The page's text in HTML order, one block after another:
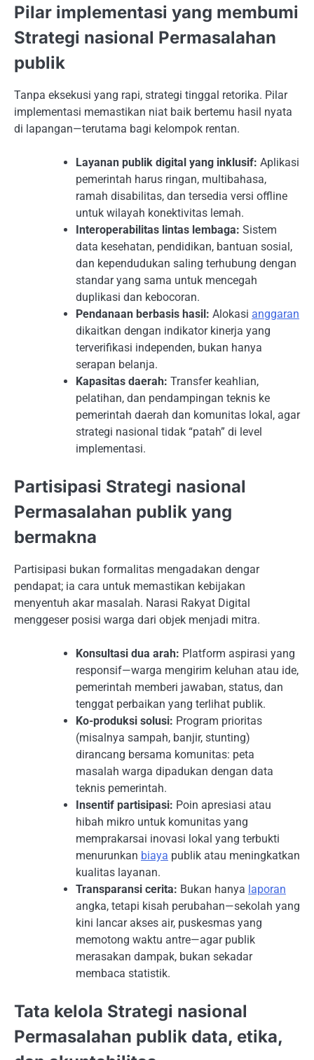
Pilar implementasi yang membumi
Strategi nasional Permasalahan
publik
Tanpa eksekusi yang rapi, strategi tinggal retorika. Pilar
implementasi memastikan niat baik bertemu hasil nyata
di lapangan—terutama bagi kelompok rentan.
Layanan publik digital yang inklusif: Aplikasi
pemerintah harus ringan, multibahasa,
ramah disabilitas, dan tersedia versi offline
untuk wilayah konektivitas lemah.
Interoperabilitas lintas lembaga: Sistem
data kesehatan, pendidikan, bantuan sosial,
dan kependudukan saling terhubung dengan
standar yang sama untuk mencegah
duplikasi dan kebocoran.
Pendanaan berbasis hasil: Alokasi anggaran
dikaitkan dengan indikator kinerja yang
terverifikasi independen, bukan hanya
serapan belanja.
Kapasitas daerah: Transfer keahlian,
pelatihan, dan pendampingan teknis ke
pemerintah daerah dan komunitas lokal, agar
strategi nasional tidak “patah” di level
implementasi.
Partisipasi Strategi nasional
Permasalahan publik yang
bermakna
Partisipasi bukan formalitas mengadakan dengar
pendapat; ia cara untuk memastikan kebijakan
menyentuh akar masalah. Narasi Rakyat Digital
menggeser posisi warga dari objek menjadi mitra.
Konsultasi dua arah: Platform aspirasi yang
responsif—warga mengirim keluhan atau ide,
pemerintah memberi jawaban, status, dan
tenggat perbaikan yang terlihat publik.
Ko-produksi solusi: Program prioritas
(misalnya sampah, banjir, stunting)
dirancang bersama komunitas: peta
masalah warga dipadukan dengan data
teknis pemerintah.
Insentif partisipasi: Poin apresiasi atau
hibah mikro untuk komunitas yang
memprakarsai inovasi lokal yang terbukti
menurunkan biaya publik atau meningkatkan
kualitas layanan.
Transparansi cerita: Bukan hanya laporan
angka, tetapi kisah perubahan—sekolah yang
kini lancar akses air, puskesmas yang
memotong waktu antre—agar publik
merasakan dampak, bukan sekadar
membaca statistik.
Tata kelola Strategi nasional
Permasalahan publik data, etika,